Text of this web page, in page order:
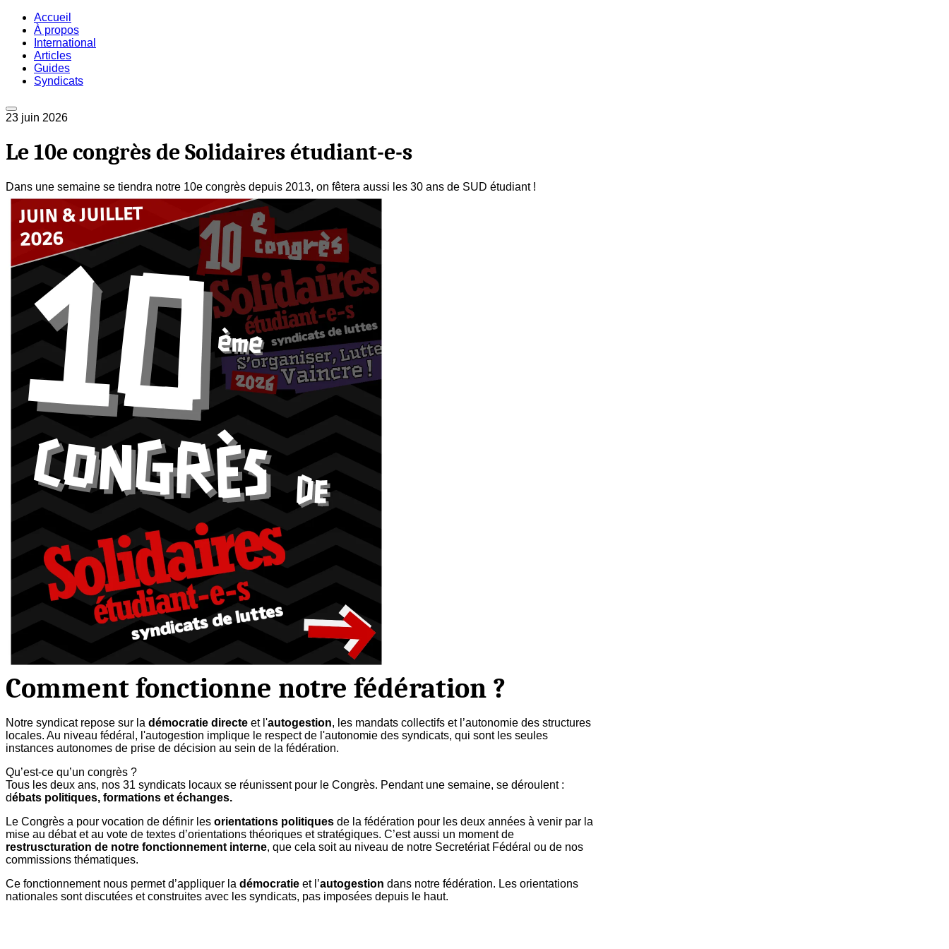
Accueil
À propos
International
Articles
Guides
Syndicats
23 juin 2026
Le 10e congrès de Solidaires étudiant-e-s
Dans une semaine se tiendra notre 10e congrès depuis 2013, on fêtera aussi les 30 ans de SUD étudiant !
Comment fonctionne notre fédération ?
Notre syndicat repose sur la démocratie directe et l'autogestion, les mandats collectifs et l’autonomie des structures
locales. Au niveau fédéral, l'autogestion implique le respect de l'autonomie des syndicats, qui sont les seules
instances autonomes de prise de décision au sein de la fédération.
Qu’est-ce qu’un congrès ?
Tous les deux ans, nos 31 syndicats locaux se réunissent pour le Congrès. Pendant une semaine, se déroulent :
débats politiques, formations et échanges.
Le Congrès a pour vocation de définir les orientations politiques de la fédération pour les deux années à venir par la
mise au débat et au vote de textes d’orientations théoriques et stratégiques. C’est aussi un moment de
restruscturation de notre fonctionnement interne, que cela soit au niveau de notre Secretériat Fédéral ou de nos
commissions thématiques.
Ce fonctionnement nous permet d’appliquer la démocratie et l’autogestion dans notre fédération. Les orientations
nationales sont discutées et construites avec les syndicats, pas imposées depuis le haut.